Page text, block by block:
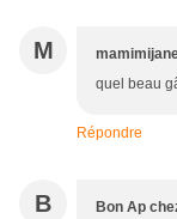
M
quel beau
Répondre
B Bon Ap